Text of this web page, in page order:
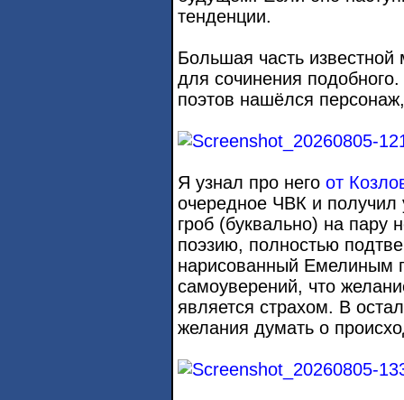
тенденции.
Большая часть
для сочинения
поэтов нашёлся
Я узнал про него от
очередное ЧВК и получил
гроб (буквально) на пару
поэзию, полностью
нарисованный Емелиным
самоуверений, что
является страхом. В
желания думать о